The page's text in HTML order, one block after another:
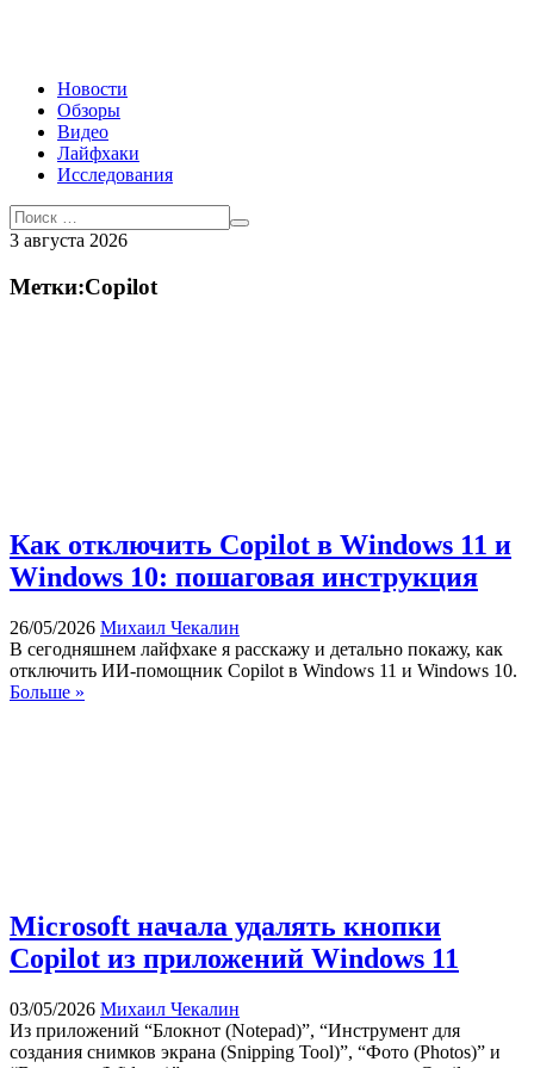
Новости
Обзоры
Видео
Лайфхаки
Исследования
3 августа 2026
Метки:Copilot
Как отключить Copilot в Windows 11 и
Windows 10: пошаговая инструкция
26/05/2026 Михаил Чекалин
В сегодняшнем лайфхаке я расскажу и детально покажу, как
отключить ИИ-помощник Copilot в Windows 11 и Windows 10.
Больше »
Microsoft начала удалять кнопки
Copilot из приложений Windows 11
03/05/2026 Михаил Чекалин
Из приложений “Блокнот (Notepad)”, “Инструмент для
создания снимков экрана (Snipping Tool)”, “Фото (Photos)” и